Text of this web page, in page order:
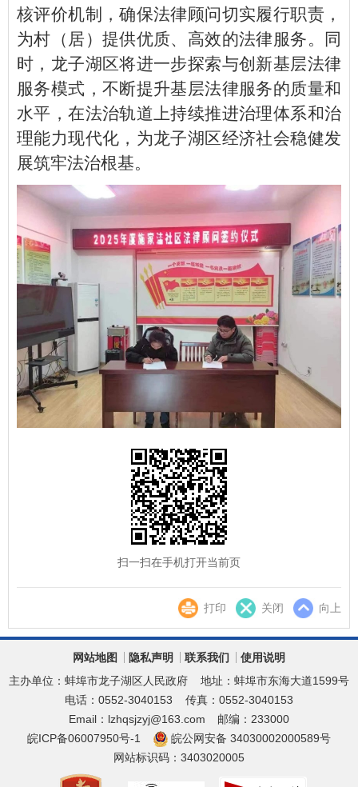
核评价机制，确保法律顾问切实履行职责，
为村（居）提供优质、高效的法律服务。同
时，龙子湖区将进一步探索与创新基层法律
服务模式，不断提升基层法律服务的质量和
水平，在法治轨道上持续推进治理体系和治
理能力现代化，为龙子湖区经济社会稳健发
展筑牢法治根基。
扫一扫在手机打开当前页
打印 关闭 向上
网站地图 隐私声明 联系我们
使用说明
主办单位：蚌埠市龙子湖区人民政府
地址：蚌埠市东海大道1599号
电话：0552-3040153
传真：0552-3040153
Email：lzhqsjzyj@163.com
邮编：233000
皖ICP备06007950号-1
皖公网安备 34030002000589号
网站标识码：3403020005